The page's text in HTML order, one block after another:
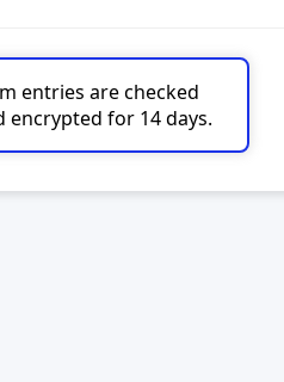
entries are checked
for 14 days.